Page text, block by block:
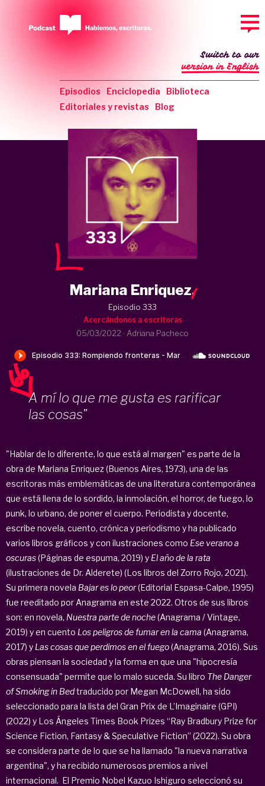
Episodios Enciclopedia
Biblioteca
Editoriales y revistas
Blog
Switch to our
version in English
Mariana Enriquez.
Episodio 333
Acercándonos a escritoras
05/03/2022 · Adriana Pacheco
A mí lo que me gusta es rarificar
las cosas"
"Hablar de lo diferente, lo que está al margen" es parte de la
obra de Mariana Enriquez (Buenos Aires, 1973), una de las
escritoras más emblemáticas de una literatura contemporánea
que está llena de lo sordido, la inmolación, el horror, de fuego, lo
punk, lo urbano, de poner el cuerpo. Periodista y docente,
escribe novela, cuento, crónica y periodismo y ha publicado
varios libros gráficos y con ilustraciones como Ese verano a
oscuras(Páginas de espuma, 2019) y El año de la rata
(ilustraciones de Dr. Alderete) (Los libros del Zorro Rojo, 2021).
Su primera novela Bajar es lo peor(Editorial Espasa-Calpe, 1995)
fue reeditado por Anagrama en este 2022. Otros de sus libros
son: en novela, Nuestra parte de noche(Anagrama / Vintage,
2019) y en cuento Los peligros de fumar en la cama (Anagrama,
2017) y Las cosas que perdimos en el fuego(Anagrama, 2016). Sus
obras piensan la sociedad y la forma en que una "hipocresía
consensuada" permite que lo malo suceda. Su libro The Danger
of Smoking in Bedtraducido por Megan McDowell, ha sido
seleccionado para la lista del Gran Prix de L’Imaginaire (GPI)
(2022) y Los Ángeles Times Book Prizes “Ray Bradbury Prize for
Science Fiction, Fantasy & Speculative Fiction” (2022). Su obra
se considera parte de lo que se ha llamado "la nueva narrativa
argentina", y ha recibido numerosos premios a nivel
internacional. El Premio Nobel Kazuo Ishiguro seleccionó su